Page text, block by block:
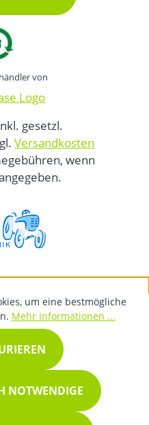
von
gesetzl.
Versandkosten
wenn
um eine bestmögliche
Mehr Informationen ...
NOTWENDIGE